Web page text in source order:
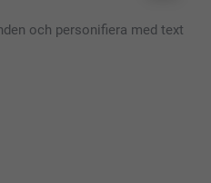
och personifiera med text